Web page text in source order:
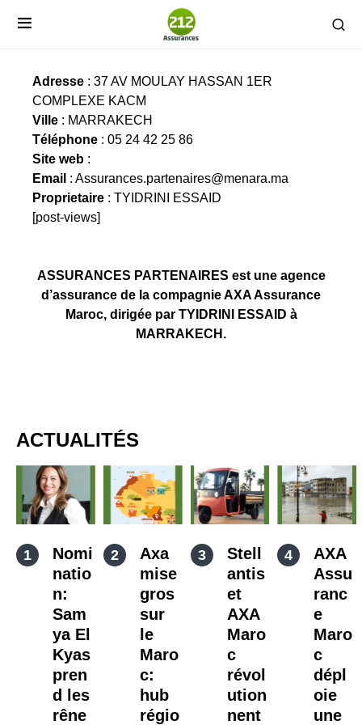
ASSURANCES PARTENAIRES
Adresse : 37 AV MOULAY HASSAN 1ER
COMPLEXE KACM
Ville : MARRAKECH
Téléphone : 05 24 42 25 86
Site web :
Email : Assurances.partenaires@menara.ma
Proprietaire : TYIDRINI ESSAID
[post-views]
ASSURANCES PARTENAIRES est une agence
d’assurance de la compagnie AXA Assurance
Maroc, dirigée par TYIDRINI ESSAID à
MARRAKECH.
ACTUALITÉS
Nomi
natio
n:
Sam
ya El
Kyas
pren
d les
rêne
Axa
mise
gros
sur
le
Maro
c:
hub
régio
Stell
antis
et
AXA
Maro
c
révol
ution
nent
AXA
Assu
ranc
e
Maro
c
dépl
oie
une